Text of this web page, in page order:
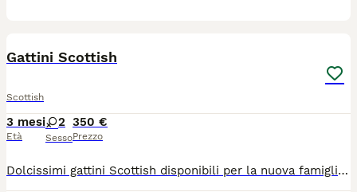
Gattini Scottish
Scottish
3 mesi
Età
2
Sesso
350 €
Prezzo
Dolcissimi gattini Scottish disponibili per la nuova famiglia, sono molto adorabili e giocherellone , usano la lettiera e mangiano da soli, amano tantissimo stare nella compagnia delle persone,